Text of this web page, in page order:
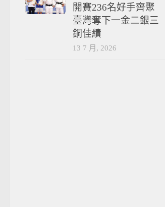
開賽236名好手齊聚
臺灣奪下一金二銀三
銅佳績
13 7 月, 2026